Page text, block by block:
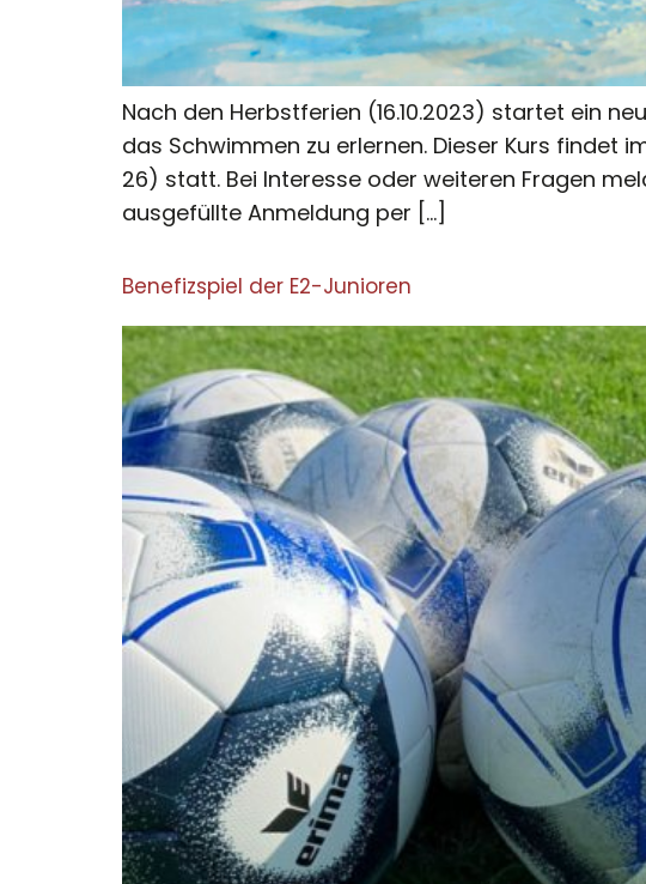
Nach den Herbstferien (16.10.2023) startet ein
das Schwimmen zu erlernen. Dieser Kurs
26) statt. Bei Interesse oder weiteren Fragen
ausgefüllte Anmeldung per […]
Benefizspiel der E2-Junioren